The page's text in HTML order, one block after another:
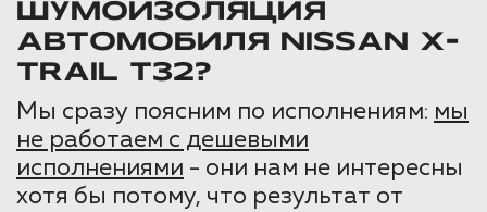
ШУМОИЗОЛЯЦИЯ
АВТОМОБИЛЯ NISSAN X-
TRAIL T32?
Мы сразу поясним по исполнениям: мы
не работаем с дешевыми
исполнениями - они нам не интересны
хотя бы потому, что результат от